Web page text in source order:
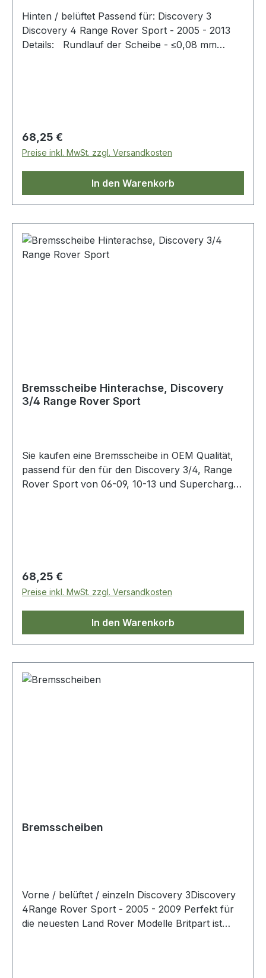
Hinten / belüftet Passend für: Discovery 3
Discovery 4 Range Rover Sport - 2005 - 2013
Details: Rundlauf der Scheibe - ≤0,08 mm
Regulärer Preis:
68,25 €
Preise inkl. MwSt. zzgl. Versandkosten
In den Warenkorb
Bremsscheibe Hinterachse, Discovery
3/4 Range Rover Sport
Sie kaufen eine Bremsscheibe in OEM Qualität,
passend für den für den Discovery 3/4, Range
Rover Sport von 06-09, 10-13 und Supercharged
Regulärer Preis:
68,25 €
Preise inkl. MwSt. zzgl. Versandkosten
In den Warenkorb
Bremsscheiben
Vorne / belüftet / einzeln Discovery 3Discovery
4Range Rover Sport - 2005 - 2009 Perfekt für
die neuesten Land Rover Modelle Britpart ist